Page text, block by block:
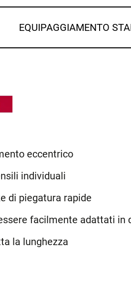
EQUIPAGGIAMENTO
eccentrico
individuali
di piegatura rapide
facilmente adattati in
la lunghezza